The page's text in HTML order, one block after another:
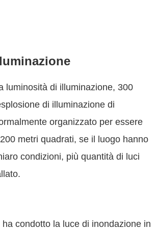
luminosità di illuminazione, 300
di illuminazione di
organizzato per essere
metri quadrati, se il luogo hanno
condizioni, più quantità di luci
condotto la luce di inondazione in